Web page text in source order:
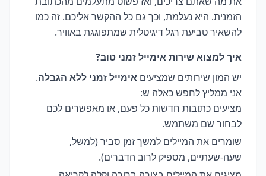
הזמנית. היא נעלמת, וכך גם כל ההקשר אליכם. זה כמו
להשאיר טביעת רגל דיגיטלית שמתפוגגת באוויר.
איך למצוא שירות אימייל זמני טוב?
יש המון שירותים שמציעים אימייל זמני ללא הגבלה.
אני ממליץ לחפש כאלה ש:
מציעים כתובות חדשות כל פעם, או מאפשרים לכם
לבחור שם משתמש.
שומרים את המיילים למשך זמן סביר (למשל,
שעה-שעתיים, מספיק לרוב הדברים).